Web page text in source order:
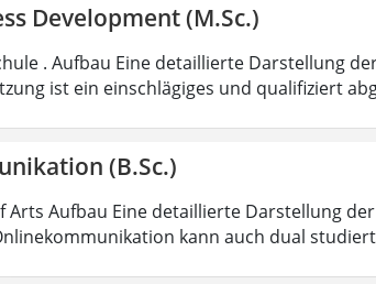
Development (M.Sc.)
. Aufbau Eine detaillierte Darstellung
ist ein einschlägiges und qualifiziert
(B.Sc.)
Arts Aufbau Eine detaillierte Darstellung
kann auch dual